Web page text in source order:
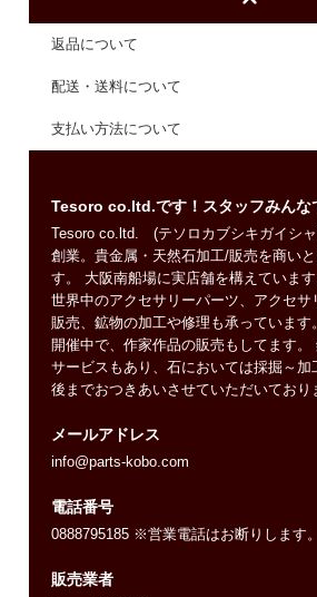
返品について
配送・送料について
支払い方法について
Tesoro co.ltd.です！スタッフみんな
Tesoro co.ltd. (テソロカブシキガイシ
創業。貴金属・天然石加工/販売を商い
す。 大阪南船場に実店舗を構えています
世界中のアクセサリーパーツ、アクセサ
販売、鉱物の加工や修理も承っています
開催中で、作家作品の販売もしてます。
サービスもあり、石においては採掘～加
後までおつきあいさせていただいており
メールアドレス
info@parts-kobo.com
電話番号
0888795185 ※営業電話はお断りします。
販売業者